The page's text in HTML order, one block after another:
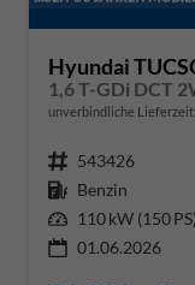
Hyundai
1,6 T-GDi DCT
unverbindliche Lieferzeit:
Fahrzeugnr. 543426
Kraftstoff Benzin
Leistung 110 kW (150 PS)
01.06.2026